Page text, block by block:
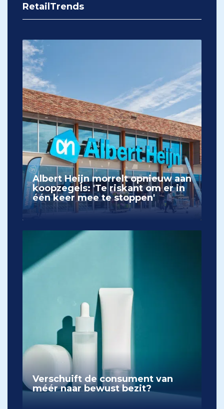
RetailTrends
Albert Heijn morrelt opnieuw aan
koopzegels: 'Te riskant om er in
één keer mee te stoppen'
Verschuift de consument van
méér naar bewust bezit?